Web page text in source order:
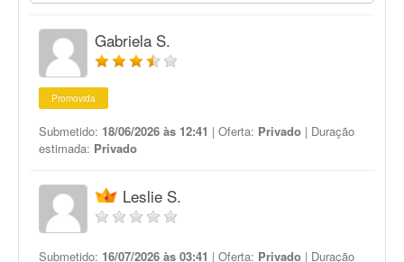
Gabriela S.
Promovida
Submetido: 18/06/2026 às 12:41 | Oferta: Privado | Duração
estimada: Privado
Leslie S.
Submetido: 16/07/2026 às 03:41 | Oferta: Privado | Duração